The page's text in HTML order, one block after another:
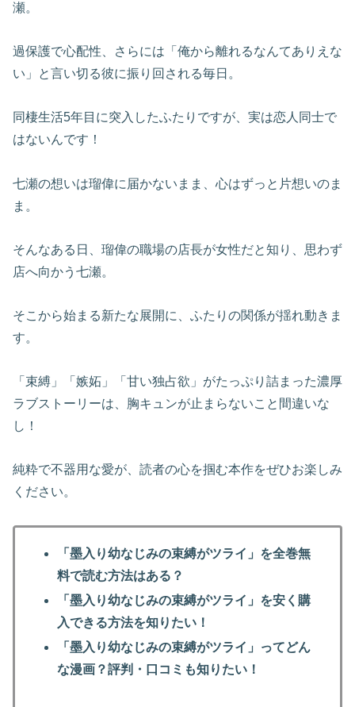
瀬。
過保護で心配性、さらには「俺から離れるなんてありえな
い」と言い切る彼に振り回される毎日。
同棲生活5年目に突入したふたりですが、実は恋人同士で
はないんです！
七瀬の想いは瑠偉に届かないまま、心はずっと片想いのま
ま。
そんなある日、瑠偉の職場の店長が女性だと知り、思わず
店へ向かう七瀬。
そこから始まる新たな展開に、ふたりの関係が揺れ動きま
す。
「束縛」「嫉妬」「甘い独占欲」がたっぷり詰まった濃厚
ラブストーリーは、胸キュンが止まらないこと間違いな
し！
純粋で不器用な愛が、読者の心を掴む本作をぜひお楽しみ
ください。
「墨入り幼なじみの束縛がツライ」を全巻無
料で読む方法はある？
「墨入り幼なじみの束縛がツライ」を安く購
入できる方法を知りたい！
「墨入り幼なじみの束縛がツライ」ってどん
な漫画？評判・口コミも知りたい！